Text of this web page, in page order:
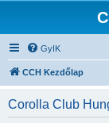
GyIK
CCH Kezdőlap
Corolla Club